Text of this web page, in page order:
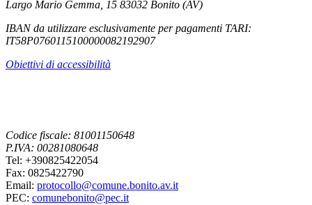
Largo Mario Gemma, 15 83032 Bonito (AV)
IBAN da utilizzare esclusivamente per pagamenti TARI:
IT58P0760115100000082192907
Obiettivi di accessibilità
Codice fiscale: 81001150648
P.IVA: 00281080648
Tel: +390825422054
Fax: 0825422790
Email: protocollo@comune.bonito.av.it
PEC: comunebonito@pec.it